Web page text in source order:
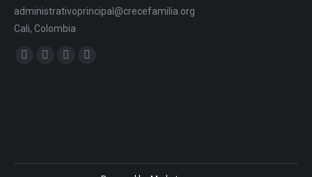
administrativoprincipal@crecefamilia.org
Cali, Colombia
Find us on: